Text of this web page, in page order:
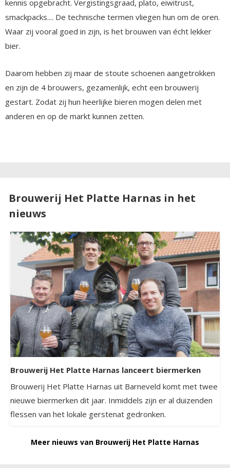
kennis opgebracht. Vergistingsgraad, plato, eiwitrust,
smackpacks.... De technische termen vliegen hun om de oren.
Waar zij vooral goed in zijn, is het brouwen van écht lekker
bier.
Daarom hebben zij maar de stoute schoenen aangetrokken
en zijn de 4 brouwers, gezamenlijk, echt een brouwerij
gestart. Zodat zij hun heerlijke bieren mogen delen met
anderen en op de markt kunnen zetten.
Brouwerij Het Platte Harnas in het
nieuws
Brouwerij Het Platte Harnas lanceert biermerken
Brouwerij Het Platte Harnas uit Barneveld komt met twee
nieuwe biermerken dit jaar. Inmiddels zijn er al duizenden
flessen van het lokale gerstenat gedronken.
Meer nieuws van Brouwerij Het Platte Harnas